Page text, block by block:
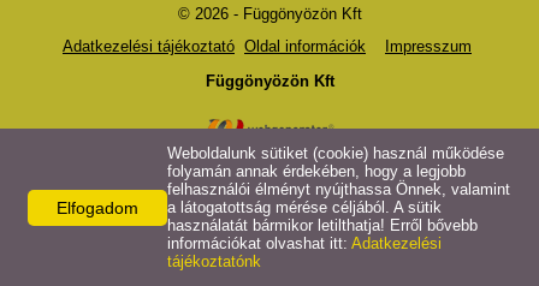
© 2026 - Függönyözön Kft
Adatkezelési tájékoztató Oldal információk
Impresszum
Függönyözön Kft
Elfogadom
Weboldalunk sütiket (cookie) használ működése
folyamán annak érdekében, hogy a legjobb
felhasználói élményt nyújthassa Önnek, valamint
a látogatottság mérése céljából. A sütik
használatát bármikor letilthatja! Erről bővebb
információkat olvashat itt: Adatkezelési
tájékoztatónk